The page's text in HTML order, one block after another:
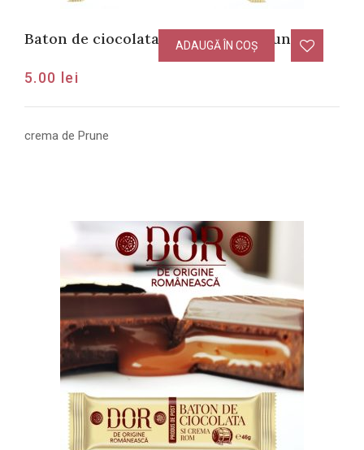
Baton de ciocolata cu crema de Prune
5.00 lei
ADAUGĂ ÎN COȘ
crema de Prune